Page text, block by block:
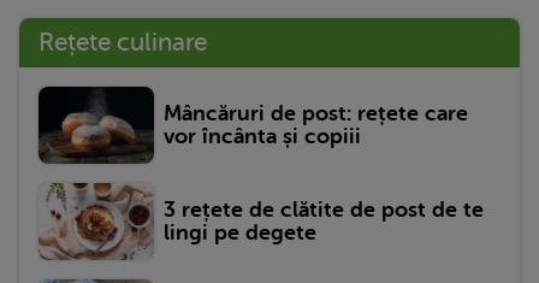
Rețete culinare
Mâncăruri de post: rețete care
vor încânta și copiii
3 rețete de clătite de post de te
lingi pe degete